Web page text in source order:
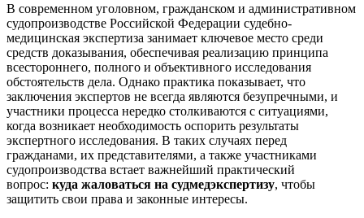
В современном уголовном, гражданском и административном
судопроизводстве Российской Федерации судебно-
медицинская экспертиза занимает ключевое место среди
средств доказывания, обеспечивая реализацию принципа
всестороннего, полного и объективного исследования
обстоятельств дела. Однако практика показывает, что
заключения экспертов не всегда являются безупречными, и
участники процесса нередко столкиваются с ситуациями,
когда возникает необходимость оспорить результаты
экспертного исследования. В таких случаях перед
гражданами, их представителями, а также участниками
судопроизводства встает важнейший практический
вопрос: куда жаловаться на судмедэкспертизу, чтобы
защитить свои права и законные интересы.